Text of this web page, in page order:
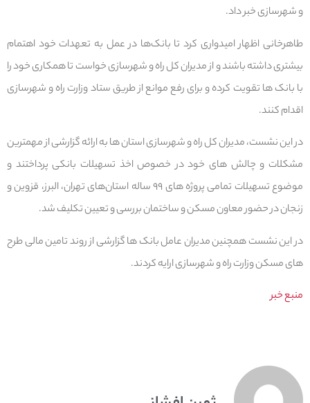
و شهرسازی خبر داد.
طاهرخانی اظهار امیدواری کرد تا بانک‌ها در عمل به تعهدات خود اهتمام
بیشتری داشته باشند و از مدیران کل راه و شهرسازی خواست تا همکاری خود را
با بانک ها تقویت کرده و برای رفع موانع از طریق ستاد وزارت راه و شهرسازی
اقدام کنند.
در این نشست، مدیران کل راه و شهرسازی استان ها به ارائه گزارشی از مهمترین
مشکلات و چالش های خود در خصوص اخذ تسهیلات بانکی پرداختند و
موضوع تسهیلات تمامی پروژه های ۹۹ ساله استان‌های تهران، البرز، قزوین و
زنجان در حضور معاون مسکن و ساختمان بررسی و تعیین تکلیف شد.
در این نشست همچنین مدیران عامل بانک ها گزارشی از روند تامین مالی طرح
های مسکن وزارت راه و شهرسازی ارایه کردند.
منبع خبر